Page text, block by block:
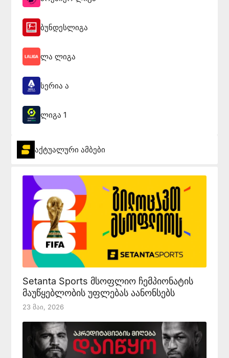
ბუნდესლიგა
ლა ლიგა
სერია ა
ლიგა 1
აქტუალური ამბები
Setanta Sports მსოფლიო ჩემპიონატის
მაუწყებლობის უფლებას აანონსებს
23 Მაი, 2026